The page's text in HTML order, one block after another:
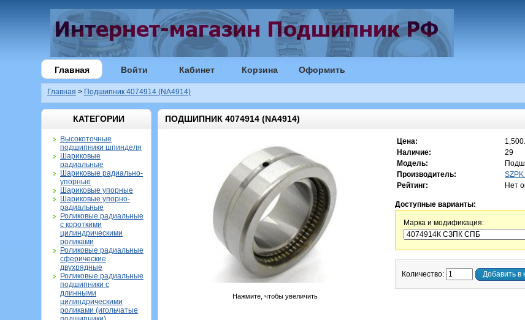
Главная Войти Кабинет Корзина Оформить
Главная > Подшипник 4074914 (NA4914)
КАТЕГОРИИ
Высокоточные
подшипники шпинделя
Шариковые
радиальные
Шариковые радиально-
упорные
Шариковые упорные
Шариковые упорно-
радиальные
Роликовые радиальные
с короткими
цилиндрическими
роликами
Роликовые радиальные
сферические
двухрядные
Роликовые радиальные
подшипники с
длинными
цилиндрическими
роликами (игольчатые
ПОДШИПНИК 4074914 (NA4914)
Нажмите, чтобы увеличить
Цена:
Наличие:
29
Модель:
Производитель:
Рейтинг:
Нет
Доступные варианты:
Марка и модификация:
Количество: Добавить в